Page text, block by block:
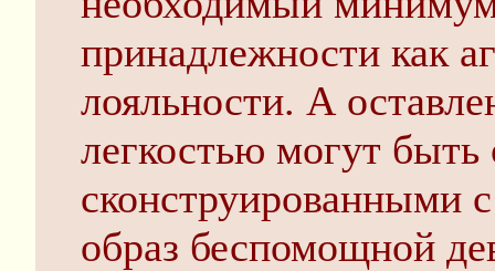
принадлежности как
лояльности. А
легкостью могут
сконструированными
образ беспомощной